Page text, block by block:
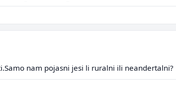
nam pojasni jesi li ruralni ili neandertalni?